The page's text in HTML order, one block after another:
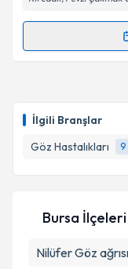
İlgili Branşlar
Göz Hastalıkları
9
Randevu
takvim
E-posta
Metni'ni
Bursa İlçeleri
NilüferGöz ağrısı